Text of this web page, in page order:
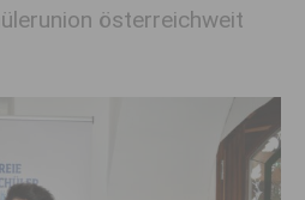
österreichweit